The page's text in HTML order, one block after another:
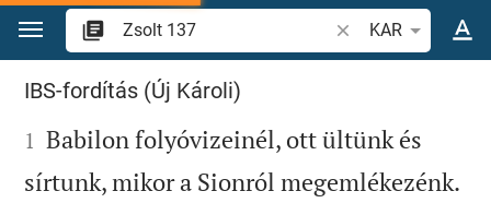
Ugrás a tartalomra
Igevers vagy szó
KAR
Zsolt 137
IBS-fordítás (Új Károli)

1 Babilon folyóvizeinél, ott ültünk és
sírtunk, mikor a Sionról megemlékezénk.